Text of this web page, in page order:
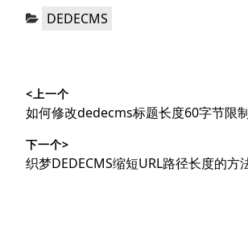
分
DEDECMS
章
导
航
<上一个
上
文
章：
如何修改dedecms标题长度60字节限
下一个>
下
织梦DEDECMS缩短URL路径长度的方